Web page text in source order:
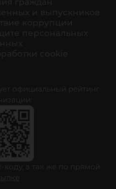
официальный рейтинг
коду, а так же по прямой